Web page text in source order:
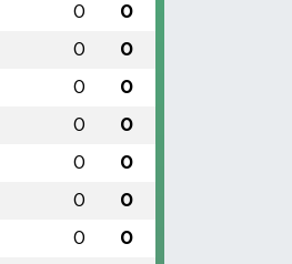
0 0
0 0
0 0
0 0
0 0
0 0
0 0